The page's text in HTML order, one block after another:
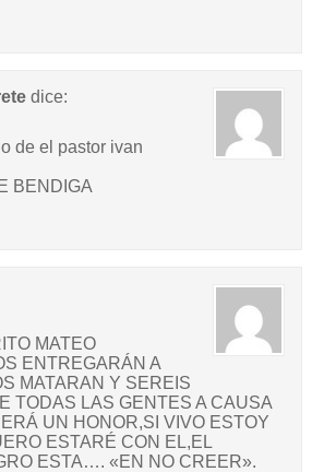
dice:
de el pastor ivan
BENDIGA
MATEO
ENTREGARÁN A
MATARAN Y SEREIS
TODAS LAS GENTES A CAUSA
UN HONOR,SI VIVO ESTOY
ESTARÉ CON EL,EL
ESTA…. «EN NO CREER».